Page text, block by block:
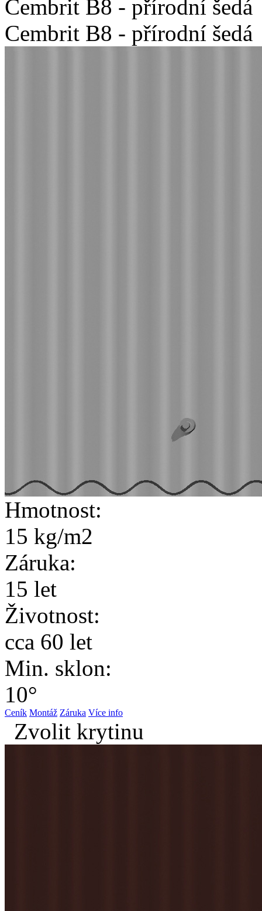
Cembrit B8 - přírodní šedá
Cembrit B8 - přírodní šedá
Hmotnost:
15 kg/m2
Záruka:
15 let
Životnost:
cca 60 let
Min. sklon:
10°
Ceník Montáž Záruka Více info
Zvolit krytinu